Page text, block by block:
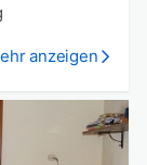
anzeigen